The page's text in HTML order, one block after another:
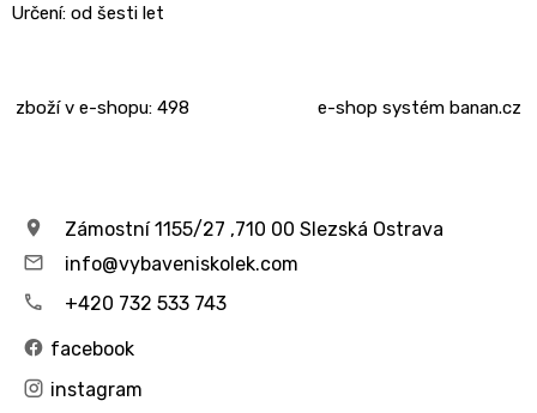
Určení: od šesti let
zboží v e-shopu: 498 e-shop systém banan.cz
Zámostní 1155/27 ,710 00 Slezská Ostrava
info@vybaveniskolek.com
+420 732 533 743
facebook
instagram